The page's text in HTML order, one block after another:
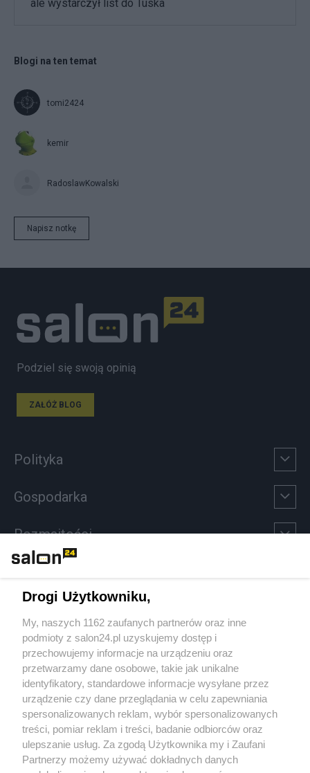
ale wystarczył list do Tuska
Blogi na ten temat
tomi2424
kemir
RadoslawKowalski
Napisz notkę
Podziel się swoją opinią
ZAŁÓŻ BLOG
Polityka
Gospodarka
Rozmaitości
Sport
Społeczeństwo
Kultura
X Facebook Instagram Youtube
Drogi Użytkowniku,
My, naszych 1162 zaufanych partnerów oraz inne
podmioty z salon24.pl uzyskujemy dostęp i
przechowujemy informacje na urządzeniu oraz
przetwarzamy dane osobowe, takie jak unikalne
identyfikatory, standardowe informacje wysyłane przez
urządzenie czy dane przeglądania w celu zapewniania
spersonalizowanych reklam, wybór spersonalizowanych
treści, pomiar reklam i treści, badanie odbiorców oraz
ulepszanie usług. Za zgodą Użytkownika my i Zaufani
Partnerzy możemy używać dokładnych danych